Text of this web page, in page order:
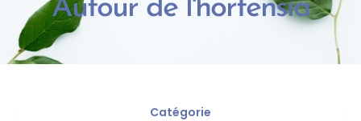
Autour de l'hortensia
Catégorie